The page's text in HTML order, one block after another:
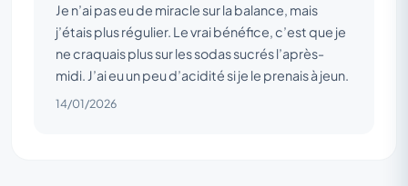
Je n’ai pas eu de miracle sur la balance, mais
j’étais plus régulier. Le vrai bénéfice, c’est que je
ne craquais plus sur les sodas sucrés l’après-
midi. J’ai eu un peu d’acidité si je le prenais à jeun.
14/01/2026